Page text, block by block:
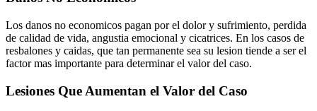
Los danos no economicos pagan por el dolor y sufrimiento, perdida
de calidad de vida, angustia emocional y cicatrices. En los casos de
resbalones y caidas, que tan permanente sea su lesion tiende a ser el
factor mas importante para determinar el valor del caso.
Lesiones Que Aumentan el Valor del Caso